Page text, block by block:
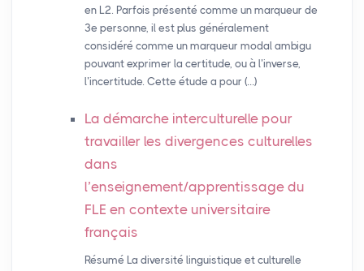
en L2. Parfois présenté comme un marqueur de
3e personne, il est plus généralement
considéré comme un marqueur modal ambigu
pouvant exprimer la certitude, ou à l’inverse,
l’incertitude. Cette étude a pour (…)
La démarche interculturelle pour
travailler les divergences culturelles
dans
l’enseignement/apprentissage du
FLE en contexte universitaire
français
Résumé La diversité linguistique et culturelle